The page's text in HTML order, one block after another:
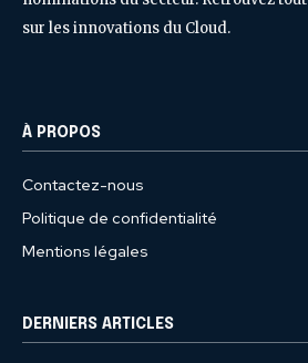
sur les innovations du Cloud.
À PROPOS
Contactez-nous
Politique de confidentialité
Mentions légales
DERNIERS ARTICLES